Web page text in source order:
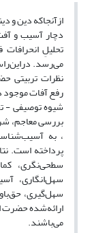
ازآنجاکه دین و
دچار آسیب و
تحلیلِ
می‌رسد.
نظرات تربیتی
رفع آفات موجود
شیوه توصیفی -
بررسی معاجم،
، به
پرداخته است.
سطحی‌نگری،
سهل‌انگاری،
سهل‌گیری،
ارائه‌شده حضرت
می‌باشند.